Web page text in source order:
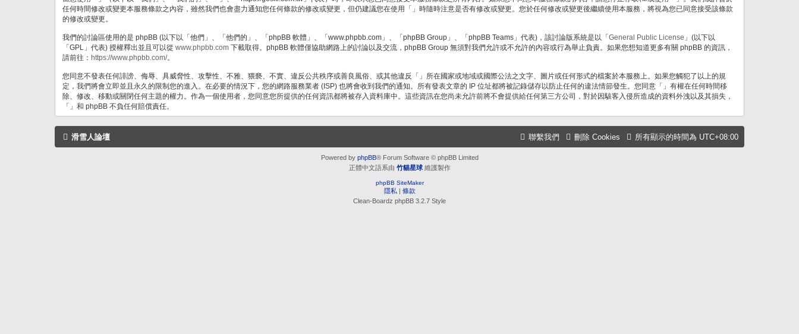
任何時間修改或變更本服務條款之內容，雖然我們也會盡力通知您任何條款的修改或變更，但仍建議您在使用「」時隨時注意是否有修改或變更。您於任何修改或變更後繼續使用本服務，將視為您已同意接受該條款
的修改或變更。
我們的討論區使用的是 phpBB (以下以「他們」、「他們的」、「phpBB 軟體」、「www.phpbb.com」、「phpBB Group」、「phpBB Teams」代表)，該討論版系統是以「 General Public License 」(以下以
「GPL」代表) 授權釋出並且可以從 www.phpbb.com 下載取得。phpBB 軟體僅協助網路上的討論以及交流，phpBB Group 無須對我們允許或不允許的內容或行為舉止負責。如果您想知道更多有關 phpBB 的資訊，
請前往： https://www.phpbb.com/。
您同意不發表任何誹謗、侮辱、具威脅性、攻擊性、不雅、猥褻、不實、違反公共秩序或善良風俗、或其他違反「」所在國家或地域或國際公法之文字、圖片或任何形式的檔案於本服務上。如果您觸犯了以上的規
定，我們將會立即並且永久的限制您的進入。在必要的情況下，您的網路服務業者 (ISP) 也將會收到我們的通知。所有發表文章的 IP 位址都將被記錄儲存以防止任何的違法情節發生。您同意「」有權在任何時間移
除、修改、移動或關閉任何主題的權力。作為一個使用者，您同意您所提供的任何資訊都將被存入資料庫中。這些資訊在您尚未允許前將不會提供給任何第三方公司，對於因駭客入侵所造成的資料外洩以及其損失，
「」和 phpBB 不負任何賠償責任。
滑雪人論壇 所有顯示的時間為 UTC+08:00
刪除 Cookies
聯繫我們
Powered by phpBB® Forum Software © phpBB Limited
正體中文語系由 竹貓星球維護製作
phpBB SiteMaker
隱私 | 條款
Clean-Boardz phpBB 3.2.7 Style